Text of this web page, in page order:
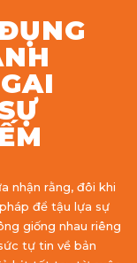
nhận rằng, đôi khi
để tậu lựa sự
giống nhau riêng
tự tin về bản